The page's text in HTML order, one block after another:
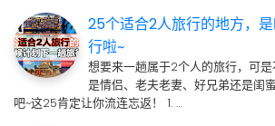
25个适合2人旅行的地方，
行啦~
想要来一趟属于2个人的旅行，可
是情侣、老夫老妻、好兄弟还是闺
吧~这25肯定让你流连忘返！ 1. …